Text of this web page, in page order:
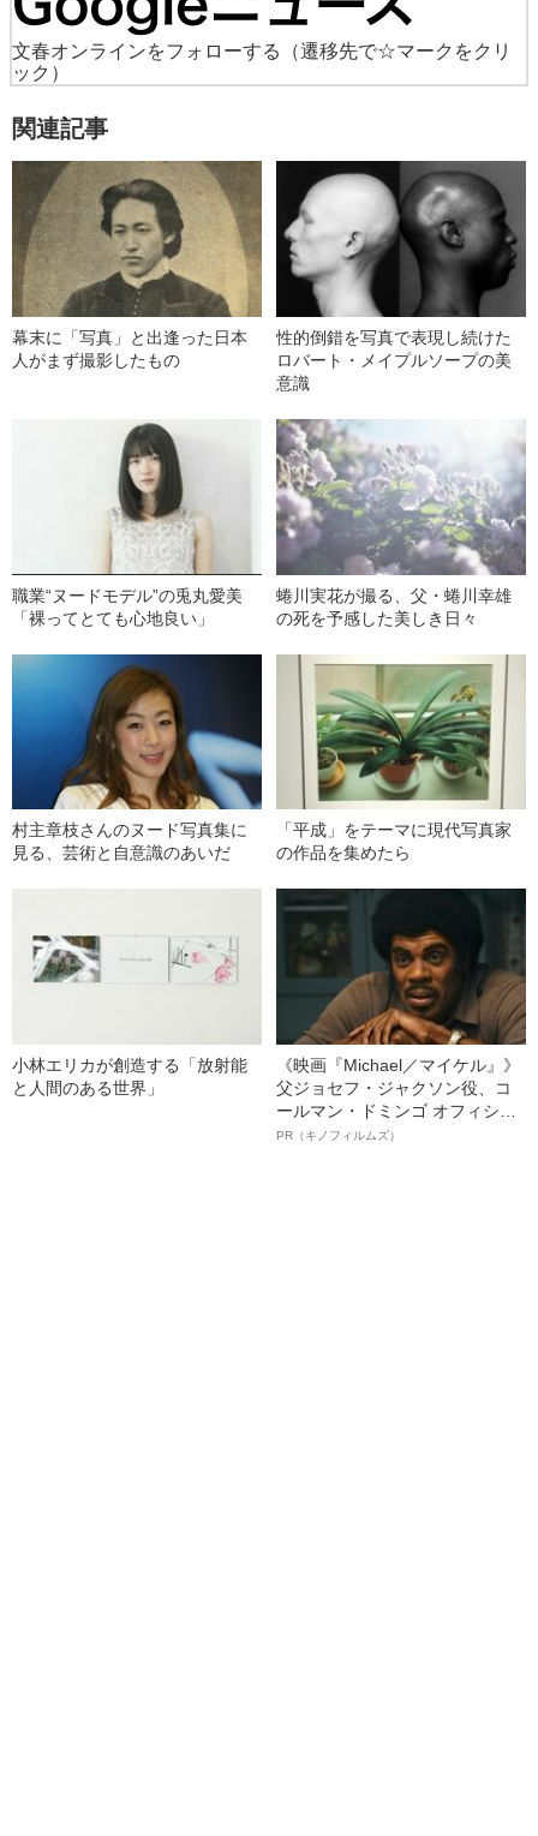
文春オンラインをフォローする
（遷移先で☆マークをクリ
ック）
関連記事
幕末に「写真」と出逢った日本
人がまず撮影したもの
性的倒錯を写真で表現し続けた
ロバート・メイプルソープの美
意識
職業“ヌードモデル”の兎丸愛美
「裸ってとても心地良い」
蜷川実花が撮る、父・蜷川幸雄
の死を予感した美しき日々
村主章枝さんのヌード写真集に
見る、芸術と自意識のあいだ
「平成」をテーマに現代写真家
の作品を集めたら
小林エリカが創造する「放射能
と人間のある世界」
《映画『Michael／マイケル』》
父ジョセフ・ジャクソン役、コ
ールマン・ドミンゴ オフィシャ
ルインタビュー“観客を魅了した
PR（キノフィルムズ）